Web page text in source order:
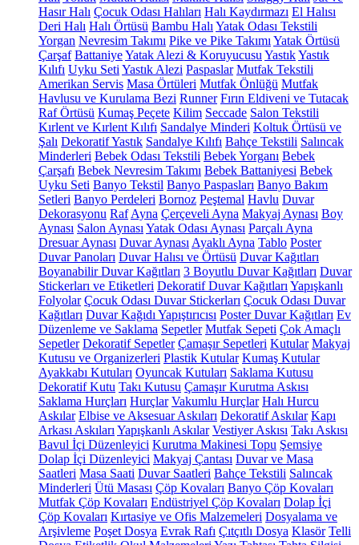
Hasır Halı Çocuk Odası Halıları Halı Kaydırmazı El Halısı
Deri Halı Halı Örtüsü Bambu Halı Yatak Odası Tekstili
Yorgan Nevresim Takımı Pike ve Pike Takımı Yatak Örtüsü
Çarşaf BattaniyeYatak Alezi & Koruyucusu YastıkYastık
Kılıfı Uyku Seti Yastık Alezi Paspaslar Mutfak Tekstili
Amerikan Servis Masa Örtüleri Mutfak Önlüğü Mutfak
Havlusu ve Kurulama Bezi Runner Fırın Eldiveni ve Tutacak
Raf Örtüsü Kumaş Peçete Kilim Seccade Salon Tekstili
Kırlent ve Kırlent Kılıfı Sandalye Minderi Koltuk Örtüsü ve
Şalı Dekoratif Yastık Sandalye Kılıfı Bahçe Tekstili Salıncak
Minderleri Bebek Odası Tekstili Bebek Yorganı Bebek
Çarşafı Bebek Nevresim Takımı Bebek Battaniyesi Bebek
Uyku Seti Banyo Tekstil Banyo Paspasları Banyo Bakım
Setleri Banyo Perdeleri Bornoz Peştemal Havlu Duvar
Dekorasyonu Raf Ayna Çerçeveli Ayna Makyaj Aynası Boy
Aynası Salon Aynası Yatak Odası Aynası Parçalı Ayna
Dresuar Aynası Duvar Aynası Ayaklı Ayna Tablo Poster
Duvar Panoları Duvar Halısı ve Örtüsü Duvar Kağıtları
Boyanabilir Duvar Kağıtları 3 Boyutlu Duvar Kağıtları Duvar
Stickerları ve Etiketleri Dekoratif Duvar Kağıtları Yapışkanlı
Folyolar Çocuk Odası Duvar Stickerları Çocuk Odası Duvar
Kağıtları Duvar Kağıdı Yapıştırıcısı Poster Duvar Kağıtları Ev
Düzenleme ve Saklama Sepetler Mutfak Sepeti Çok Amaçlı
Sepetler Dekoratif Sepetler Çamaşır Sepetleri Kutular Makyaj
Kutusu ve Organizerleri Plastik Kutular Kumaş Kutular
Ayakkabı Kutuları Oyuncak Kutuları Saklama Kutusu
Dekoratif Kutu Takı Kutusu Çamaşır Kurutma Askısı
Saklama Hurçları Hurçlar Vakumlu Hurçlar Halı Hurcu
Askılar Elbise ve Aksesuar Askıları Dekoratif Askılar Kapı
Arkası Askıları Yapışkanlı Askılar Vestiyer Askısı Takı Askısı
Bavul İçi Düzenleyici Kurutma Makinesi Topu Şemsiye
Dolap İçi Düzenleyici Makyaj Çantası Duvar ve Masa
Saatleri Masa Saati Duvar Saatleri Bahçe Tekstili Salıncak
Minderleri Ütü Masası Çöp Kovaları Banyo Çöp Kovaları
Mutfak Çöp Kovaları Endüstriyel Çöp Kovaları Dolap İçi
Çöp Kovaları Kırtasiye ve Ofis Malzemeleri Dosyalama ve
Arşivleme Poşet Dosya Evrak Rafı Çıtçıtlı Dosya Klasör Telli